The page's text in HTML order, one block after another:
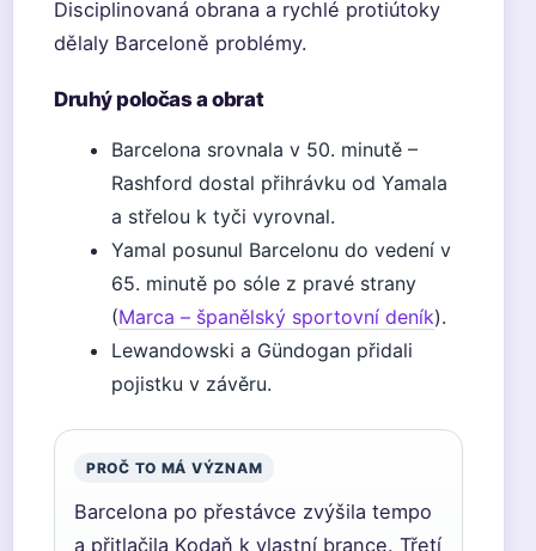
Disciplinovaná obrana a rychlé protiútoky
dělaly Barceloně problémy.
Druhý poločas a obrat
Barcelona srovnala v 50. minutě –
Rashford dostal přihrávku od Yamala
a střelou k tyči vyrovnal.
Yamal posunul Barcelonu do vedení v
65. minutě po sóle z pravé strany
(Marca – španělský sportovní deník).
Lewandowski a Gündogan přidali
pojistku v závěru.
PROČ TO MÁ VÝZNAM
Barcelona po přestávce zvýšila tempo
a přitlačila Kodaň k vlastní brance. Třetí